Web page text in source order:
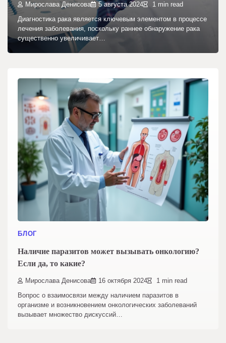
Мирослава Денисова 5 августа 2024 1 min read
Диагностика рака является ключевым элементом в процессе
лечения заболевания, поскольку раннее обнаружение рака
существенно увеличивает…
БЛОГ
Наличие паразитов может вызывать онкологию?
Если да, то какие?
Мирослава Денисова 16 октября 2024 1 min read
Вопрос о взаимосвязи между наличием паразитов в
организме и возникновением онкологических заболеваний
вызывает множество дискуссий…